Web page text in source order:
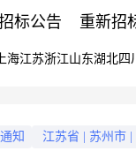
标公告 重新招
上海江苏浙江山东湖北四川
知 江苏省 苏州市